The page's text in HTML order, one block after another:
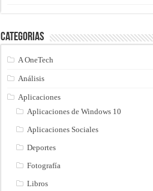
Categorias
A OneTech
Análisis
Aplicaciones
Aplicaciones de Windows 10
Aplicaciones Sociales
Deportes
Fotografía
Libros